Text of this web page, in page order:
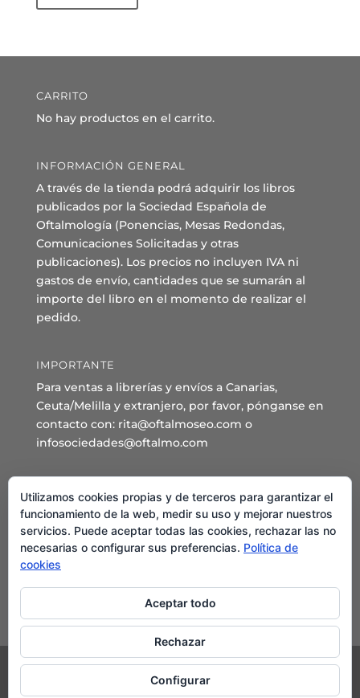
CARRITO
No hay productos en el carrito.
INFORMACIÓN GENERAL
A través de la tienda podrá adquirir los libros
publicados por la Sociedad Española de
Oftalmología (Ponencias, Mesas Redondas,
Comunicaciones Solicitadas y otras
publicaciones). Los precios no incluyen IVA ni
gastos de envío, cantidades que se sumarán al
importe del libro en el momento de realizar el
pedido.
IMPORTANTE
Para ventas a librerías y envíos a Canarias,
Ceuta/Melilla y extranjero, por favor, pónganse en
contacto con: rita@oftalmoseo.com o
infosociedades@oftalmo.com
Sede Administrativa y Secretaría General
C/ Arcipreste de Hita 14 – 1º Derecha.
28015 – Madrid
Teléfono: 91 544 80 35 - 91 544 58 79
Mail:
©2024 Sociedad Española de Oftalmología
Utilizamos cookies propias y de terceros para garantizar el
funcionamiento de la web, medir su uso y mejorar nuestros
servicios. Puede aceptar todas las cookies, rechazar las no
necesarias o configurar sus preferencias. Política de
cookies
Aceptar todo
Rechazar
Configurar